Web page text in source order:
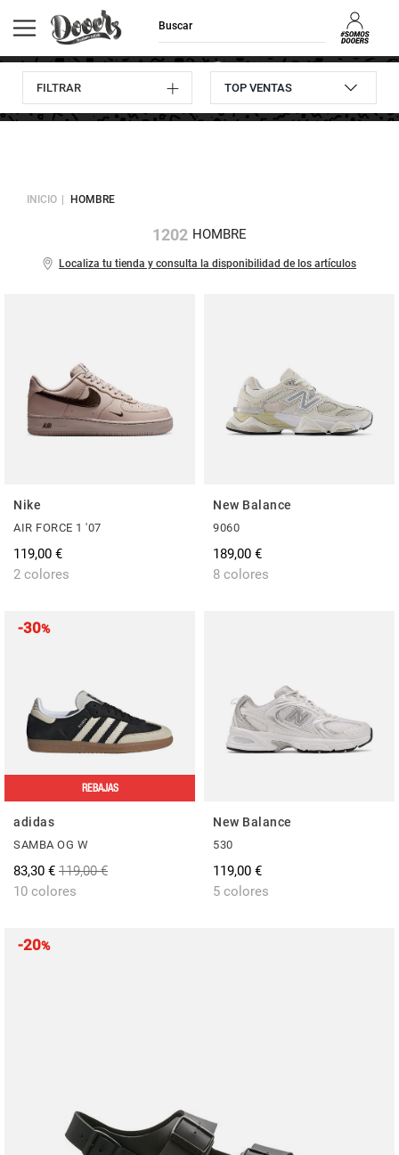
Envíos GRATIS
a domicilio
pedidos
Devoluciones
hasta 30 días
10% descuento
en tu primera compra
INICIO HOMBRE
Localiza tu tienda y consulta la disponibilidad de los artículos
1202 HOMBRE
Nike
AIR FORCE 1 '07
119,00 €
2 colores
New Balance
9060
189,00 €
8 colores
-30%
REBAJAS
adidas
SAMBA OG W
83,30 € 119,00 €
10 colores
New Balance
530
119,00 €
5 colores
-20%
FILTRAR